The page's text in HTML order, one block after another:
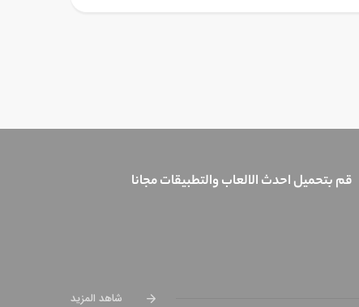
قم بتحميل احدث الالعاب والتطبيقات مجانا
شاهد المزيد